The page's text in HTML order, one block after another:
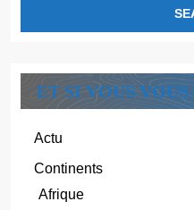
ET SI VOUS VOUS
Actu
Continents
Afrique